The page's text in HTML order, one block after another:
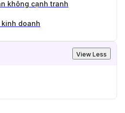
không cạnh tranh
doanh
View Less